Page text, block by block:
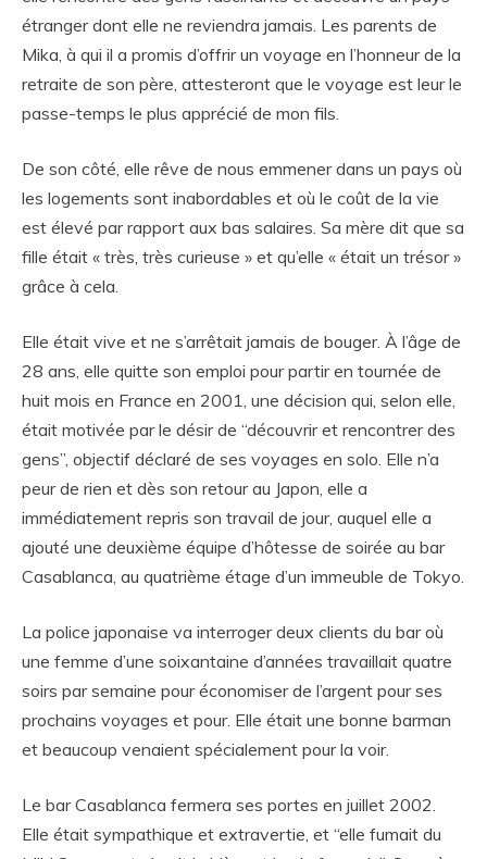
étranger dont elle ne reviendra jamais. Les parents de
Mika, à qui il a promis d’offrir un voyage en l’honneur de la
retraite de son père, attesteront que le voyage est leur le
passe-temps le plus apprécié de mon fils.
De son côté, elle rêve de nous emmener dans un pays où
les logements sont inabordables et où le coût de la vie
est élevé par rapport aux bas salaires. Sa mère dit que sa
fille était « très, très curieuse » et qu’elle « était un trésor »
grâce à cela.
Elle était vive et ne s’arrêtait jamais de bouger. À l’âge de
28 ans, elle quitte son emploi pour partir en tournée de
huit mois en France en 2001, une décision qui, selon elle,
était motivée par le désir de “découvrir et rencontrer des
gens”, objectif déclaré de ses voyages en solo. Elle n’a
peur de rien et dès son retour au Japon, elle a
immédiatement repris son travail de jour, auquel elle a
ajouté une deuxième équipe d’hôtesse de soirée au bar
Casablanca, au quatrième étage d’un immeuble de Tokyo.
La police japonaise va interroger deux clients du bar où
une femme d’une soixantaine d’années travaillait quatre
soirs par semaine pour économiser de l’argent pour ses
prochains voyages et pour. Elle était une bonne barman
et beaucoup venaient spécialement pour la voir.
Le bar Casablanca fermera ses portes en juillet 2002.
Elle était sympathique et extravertie, et “elle fumait du